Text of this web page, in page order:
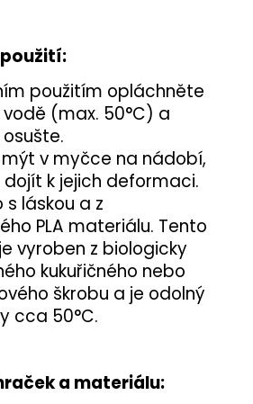
použitím opláchněte
(max. 50°C) a
v myčce na nádobí,
k jejich deformaci.
láskou a z
PLA materiálu. Tento
vyroben z biologicky
kukuřičného nebo
škrobu a je odolný
cca 50°C.
a materiálu: